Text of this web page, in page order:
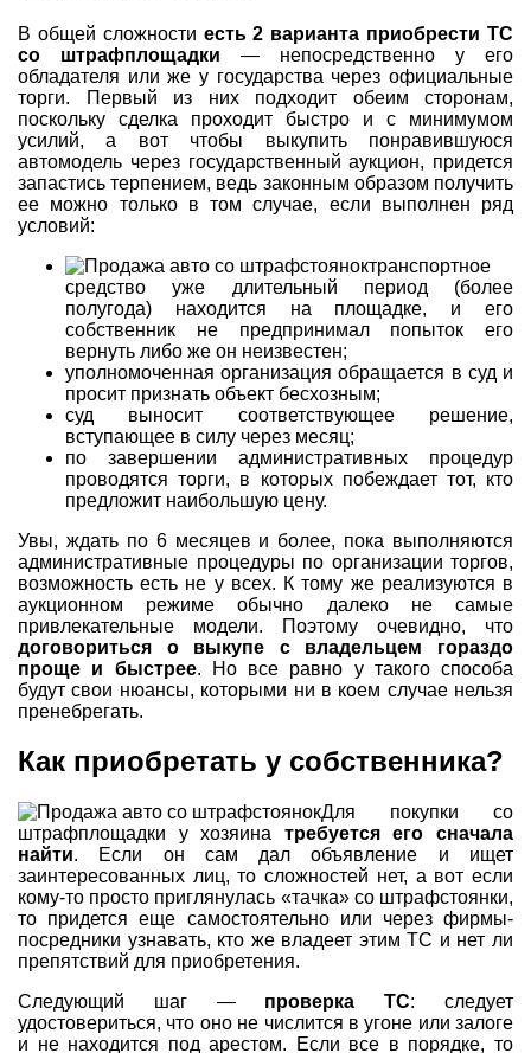
В общей сложности есть 2 варианта приобрести ТС
со штрафплощадки — непосредственно у его
обладателя или же у государства через официальные
торги. Первый из них подходит обеим сторонам,
поскольку сделка проходит быстро и с минимумом
усилий, а вот чтобы выкупить понравившуюся
автомодель через государственный аукцион, придется
запастись терпением, ведь законным образом получить
ее можно только в том случае, если выполнен ряд
условий:
транспортное
средство уже длительный период (более
полугода) находится на площадке, и его
собственник не предпринимал попыток его
вернуть либо же он неизвестен;
уполномоченная организация обращается в суд и
просит признать объект бесхозным;
суд выносит соответствующее решение,
вступающее в силу через месяц;
по завершении административных процедур
проводятся торги, в которых побеждает тот, кто
предложит наибольшую цену.
Увы, ждать по 6 месяцев и более, пока выполняются
административные процедуры по организации торгов,
возможность есть не у всех. К тому же реализуются в
аукционном режиме обычно далеко не самые
привлекательные модели. Поэтому очевидно, что
договориться о выкупе с владельцем гораздо
проще и быстрее. Но все равно у такого способа
будут свои нюансы, которыми ни в коем случае нельзя
пренебрегать.
Как приобретать у собственника?
Для покупки со
штрафплощадки у хозяина требуется его сначала
найти. Если он сам дал объявление и ищет
заинтересованных лиц, то сложностей нет, а вот если
кому-то просто приглянулась «тачка» со штрафстоянки,
то придется еще самостоятельно или через фирмы-
посредники узнавать, кто же владеет этим ТС и нет ли
препятствий для приобретения.
Следующий шаг — проверка ТС: следует
удостовериться, что оно не числится в угоне или залоге
и не находится под арестом. Если все в порядке, то